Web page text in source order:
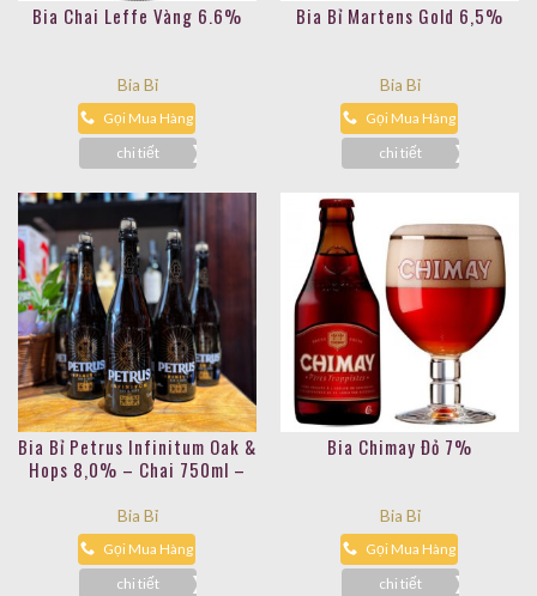
Bia Chai Leffe Vàng 6.6%
Bia Bỉ
Gọi Mua Hàng
chi tiết
Bia Bỉ Martens Gold 6,5%
Bia Bỉ
Gọi Mua Hàng
chi tiết
Bia Bỉ Petrus Infinitum Oak &
Hops 8,0% – Chai 750ml –
Bia Bỉ
Gọi Mua Hàng
chi tiết
Bia Chimay Đỏ 7%
Bia Bỉ
Gọi Mua Hàng
chi tiết